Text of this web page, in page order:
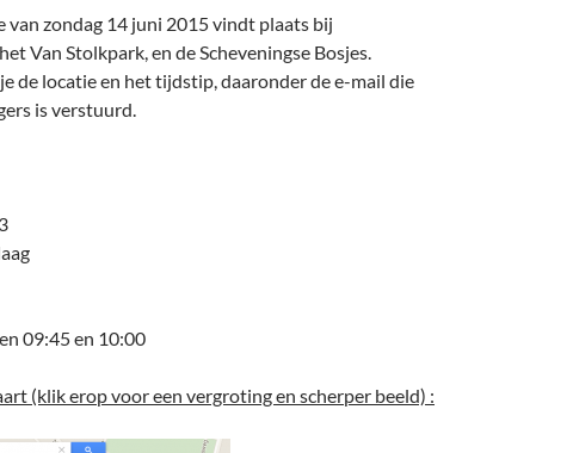
van zondag 14 juni 2015 vindt plaats bij
Van Stolkpark, en de Scheveningse Bosjes.
de locatie en het tijdstip, daaronder de e-mail die
is verstuurd.
09:45 en 10:00
(klik erop voor een vergroting en scherper beeld) :